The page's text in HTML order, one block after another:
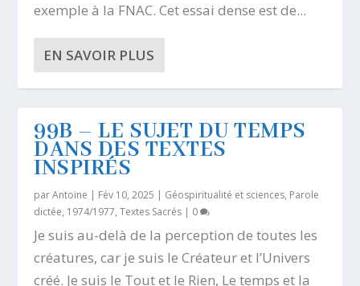
exemple à la FNAC. Cet essai dense est de...
EN SAVOIR PLUS
99B – LE SUJET DU TEMPS
DANS DES TEXTES
INSPIRÉS
parAntoine | Fév 10, 2025 | Géospiritualité et sciences, Parole
dictée, 1974/1977,Textes Sacrés | 0
Je suis au-delà de la perception de toutes les
créatures, car je suis le Créateur et l’Univers
créé. Je suis le Tout et le Rien, Le temps et la